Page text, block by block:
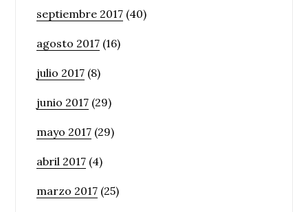
septiembre 2017 (40)
agosto 2017 (16)
julio 2017 (8)
junio 2017 (29)
mayo 2017 (29)
abril 2017 (4)
marzo 2017 (25)